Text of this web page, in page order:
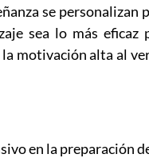
se personalizan
sea lo más eficaz
motivación alta al
en la preparación